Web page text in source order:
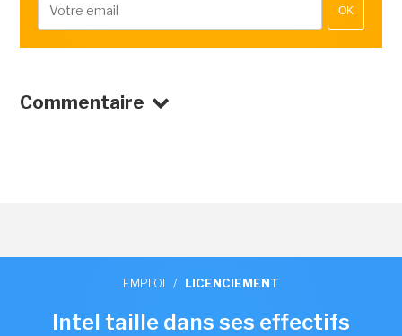
OK
Commentaire
EMPLOI / LICENCIEMENT
Intel taille dans ses effectifs